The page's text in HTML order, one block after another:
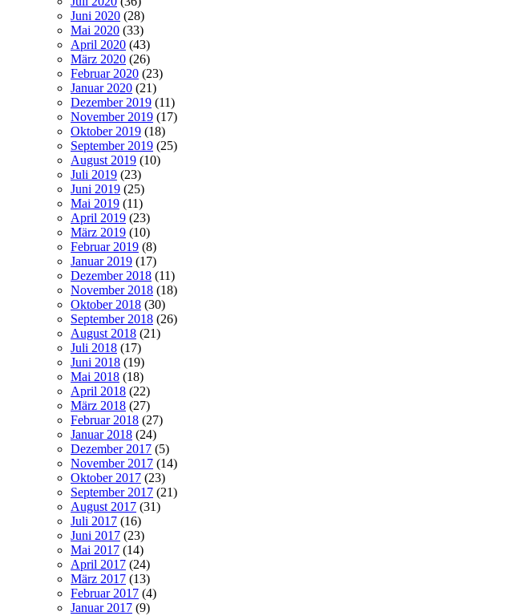
Juni 2020 (28)
Mai 2020 (33)
April 2020 (43)
März 2020 (26)
Februar 2020 (23)
Januar 2020 (21)
Dezember 2019 (11)
November 2019 (17)
Oktober 2019 (18)
September 2019 (25)
August 2019 (10)
Juli 2019 (23)
Juni 2019 (25)
Mai 2019 (11)
April 2019 (23)
März 2019 (10)
Februar 2019 (8)
Januar 2019 (17)
Dezember 2018 (11)
November 2018 (18)
Oktober 2018 (30)
September 2018 (26)
August 2018 (21)
Juli 2018 (17)
Juni 2018 (19)
Mai 2018 (18)
April 2018 (22)
März 2018 (27)
Februar 2018 (27)
Januar 2018 (24)
Dezember 2017 (5)
November 2017 (14)
Oktober 2017 (23)
September 2017 (21)
August 2017 (31)
Juli 2017 (16)
Juni 2017 (23)
Mai 2017 (14)
April 2017 (24)
März 2017 (13)
Februar 2017 (4)
Januar 2017 (9)